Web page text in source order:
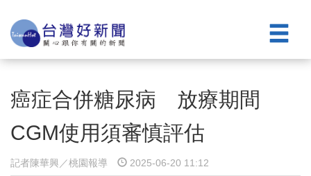
癌症合併糖尿病 放療期間
CGM使用須審慎評估
記者陳華興／桃園報導 2025-06-20 11:12